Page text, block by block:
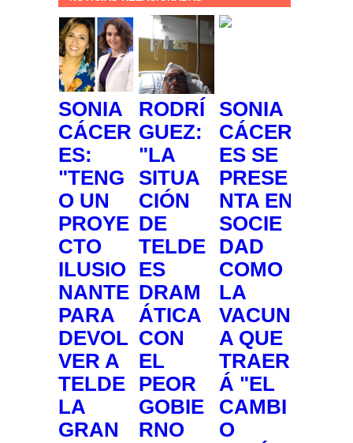
SONIA
CÁCER
ES:
"TENG
O UN
PROYE
CTO
ILUSIO
NANTE
PARA
DEVOL
VER A
TELDE
LA
GRAN
RODRÍ
GUEZ:
"LA
SITUA
CIÓN
DE
TELDE
ES
DRAM
ÁTICA
CON
EL
PEOR
GOBIE
RNO
SONIA
CÁCER
ES SE
PRESE
NTA EN
SOCIE
DAD
COMO
LA
VACUN
A QUE
TRAER
Á "EL
CAMBI
O